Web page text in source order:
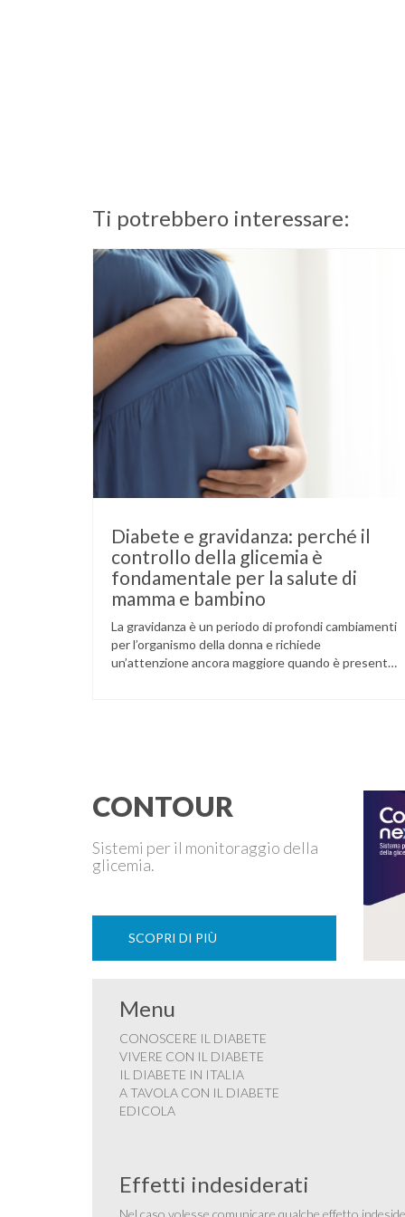
Ti potrebbero interessare:
Diabete e gravidanza: perché il
controllo della glicemia è
fondamentale per la salute di
mamma e bambino
La gravidanza è un periodo di profondi cambiamenti
per l’organismo della donna e richiede
un’attenzione ancora maggiore quando è presente
CONTOUR
Sistemi per il monitoraggio della
glicemia.
SCOPRI DI PIÙ
Menu
CONOSCERE IL DIABETE
VIVERE CON IL DIABETE
IL DIABETE IN ITALIA
A TAVOLA CON IL DIABETE
EDICOLA
Effetti indesiderati
Nel caso volesse comunicare qualche effetto